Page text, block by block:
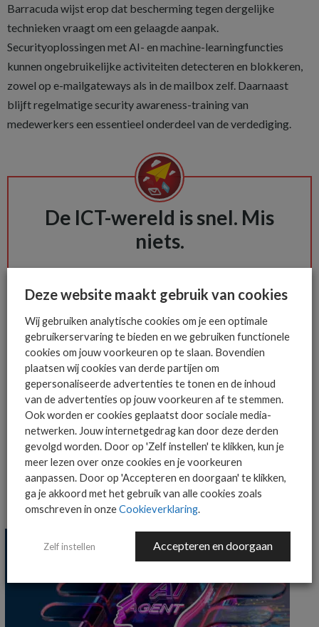
Barracuda wijst erop dat bescherming tegen dergelijke
technieken vraagt om een gelaagde aanpak.
Securityoplossingen met AI- en machine-learningfuncties
kunnen ongebruikelijke activiteiten detecteren en blokkeren,
zowel op e-mailgateways als in de mailbox zelf. Daarnaast
blijft regelmatige security awareness-training van
medewerkers een essentieel onderdeel van de verdediging.
De ICT-wereld is snel. Mis
niets.
Het allerlaatste ICT nieuws in jouw
AANMELDEN
MEER SECURITY NIEUWS
Deze website maakt gebruik van cookies
Wij gebruiken analytische cookies om je een optimale
gebruikerservaring te bieden en we gebruiken functionele
cookies om jouw voorkeuren op te slaan. Bovendien
plaatsen wij cookies van derde partijen om
gepersonaliseerde advertenties te tonen en de inhoud
van de advertenties op jouw voorkeuren af te stemmen.
Ook worden er cookies geplaatst door sociale media-
netwerken. Jouw internetgedrag kan door deze derden
gevolgd worden. Door op 'Zelf instellen' te klikken, kun je
meer lezen over onze cookies en je voorkeuren
aanpassen. Door op 'Accepteren en doorgaan' te klikken,
ga je akkoord met het gebruik van alle cookies zoals
omschreven in onzeCookieverklaring.
Zelf instellen Accepteren en doorgaan